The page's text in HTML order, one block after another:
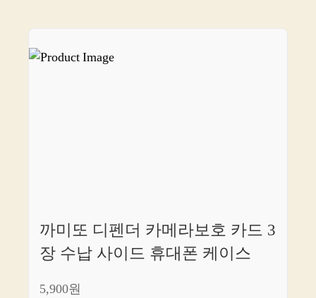
까미또 디펜더 카메라보호 카드 3
장 수납 사이드 휴대폰 케이스
5,900원